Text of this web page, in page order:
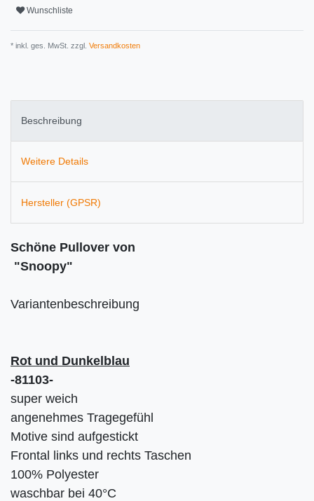
Wunschliste
* inkl. ges. MwSt. zzgl. Versandkosten
Beschreibung
Weitere Details
Hersteller (GPSR)
Schöne Pullover von
"Snoopy"
Variantenbeschreibung
Rot und Dunkelblau
-81103-
super weich
angenehmes Tragegefühl
Motive sind aufgestickt
Frontal links und rechts Taschen
100% Polyester
waschbar bei 40°C